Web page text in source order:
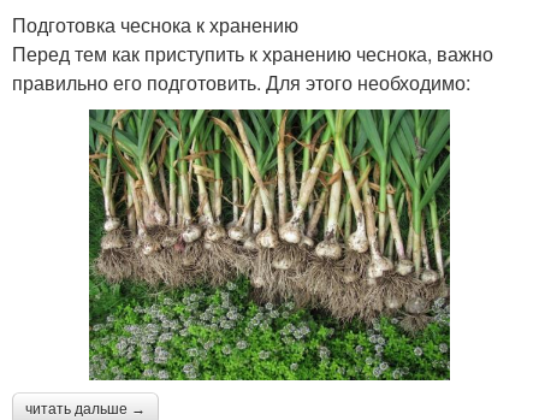
Подготовка чеснока к хранению
Перед тем как приступить к хранению чеснока, важно
правильно его подготовить. Для этого необходимо:
читать дальше →